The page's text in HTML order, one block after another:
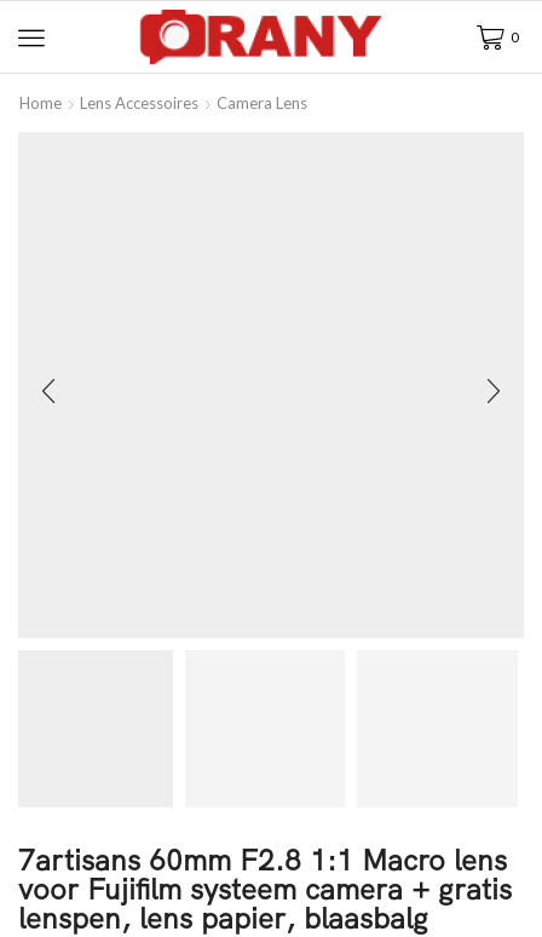
0
Home Lens Accessoires Camera Lens
7artisans 60mm F2.8 1:1 Macro lens
voor Fujifilm systeem camera + gratis
lenspen, lens papier, blaasbalg